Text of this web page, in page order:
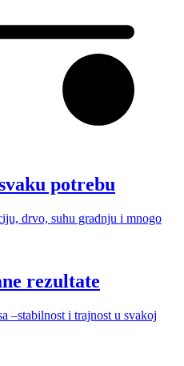
potrebu
drvo, suhu gradnju i mnogo
rezultate
–stabilnost i trajnost u svakoj